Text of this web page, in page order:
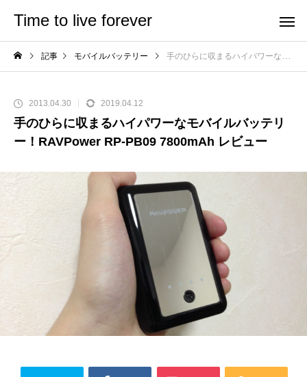
Time to live forever
記事 モバイルバッテリー 手のひらに収まるハイパワーなモバイルバッテリー！RAVPower RP-PB09 7800mAh レビュー
2013.04.30 2019.04.12
手のひらに収まるハイパワーなモバイルバッテリ
ー！RAVPower RP-PB09 7800mAh レビュー